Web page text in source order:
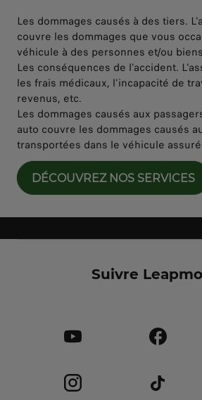
Les dommages causés à des tiers.
couvre les dommages que vous
véhicule à des personnes et/ou biens
Les conséquences de l'accident.
les frais médicaux, l'incapacité de
revenus, etc.
Les dommages causés aux
auto couvre les dommages causés
transportées dans le véhicule assuré
DÉCOUVREZ NOS SERVICES
Suivre